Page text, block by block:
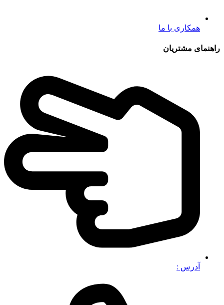
همکاری با ما
راهنمای مشتریان
آدرس :